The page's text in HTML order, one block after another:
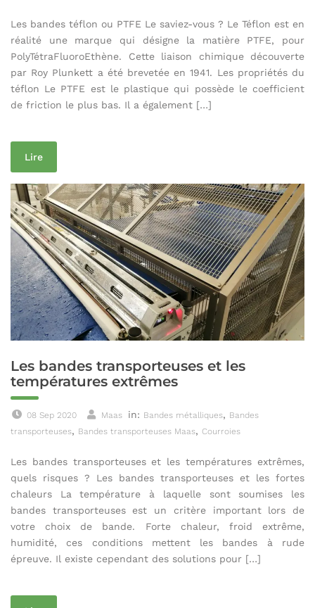
Les bandes téflon ou PTFE Le saviez-vous ? Le Téflon est en
réalité une marque qui désigne la matière PTFE, pour
PolyTétraFluoroEthène. Cette liaison chimique découverte
par Roy Plunkett a été brevetée en 1941. Les propriétés du
téflon Le PTFE est le plastique qui possède le coefficient
de friction le plus bas. Il a également […]
Lire
Les bandes transporteuses et les
températures extrêmes
08 Sep 2020 Maas in: Bandes métalliques, Bandes
transporteuses, Bandes transporteuses Maas, Courroies
Les bandes transporteuses et les températures extrêmes,
quels risques ? Les bandes transporteuses et les fortes
chaleurs La température à laquelle sont soumises les
bandes transporteuses est un critère important lors de
votre choix de bande. Forte chaleur, froid extrême,
humidité, ces conditions mettent les bandes à rude
épreuve. Il existe cependant des solutions pour […]